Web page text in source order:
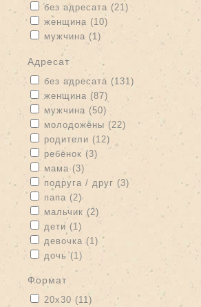
Apply без адресата filter
без адресата (21) Apply без
Apply женщина filter
женщина (10) Apply женщина filter
Apply мужчина filter
мужчина (1) Apply мужчина filter
адресат
Apply без адресата filter
без адресата (131) Apply без
Apply женщина filter
женщина (87)
Apply мужчина filter
мужчина (50)
Apply молодожёны filter
молодожёны (22) Apply
Apply родители filter
родители (12) Apply родители
Apply ребёнок filter
ребёнок (3) Apply ребёнок filter
Apply мама filter
мама (3)
Apply подруга / друг filter
подруга / друг (3) Apply подруга
Apply папа filter
папа (2)Apply папа filter
Apply мальчик filter
мальчик (2) Apply мальчик filter
Apply дети filter
дети (1)
Apply девочка filter
девочка (1) Apply девочка filter
Apply дочь filter
дочь (1) Apply дочь filter
формат
Apply 20x30 filter
20x30 (11) Apply 20x30 filter